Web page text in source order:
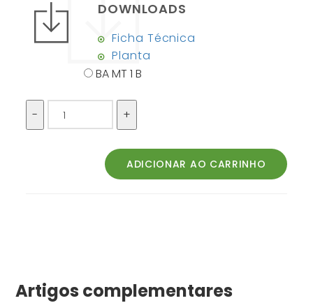
DOWNLOADS
Ficha Técnica
Planta
BA MT 1 B
Artigos complementares